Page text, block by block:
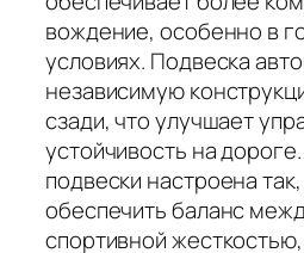
вождение, особенно в
условиях. Подвеска
независимую
сзади, что улучшает
устойчивость на
подвески настроена
обеспечить баланс
спортивной